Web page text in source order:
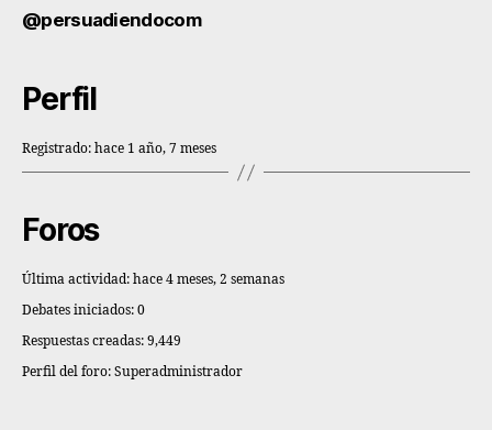
@persuadiendocom
Perfil
Registrado: hace 1 año, 7 meses
Foros
Última actividad: hace 4 meses, 2 semanas
Debates iniciados: 0
Respuestas creadas: 9,449
Perfil del foro: Superadministrador